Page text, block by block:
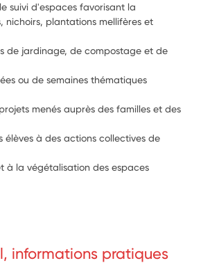
suivi d'espaces favorisant la
nichoirs, plantations mellifères et
de jardinage, de compostage et de
ou de semaines thématiques
menés auprès des familles et des
à des actions collectives de
à la végétalisation des espaces
informations pratiques